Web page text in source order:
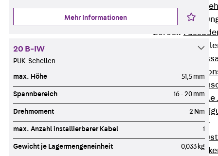
Zurück
Winkelkonsole
Brüstungsanker
Zurück
Mehr Informationen
20 B-IW
PUK-Schellen
max. Höhe 51,5 mm
Spannbereich 16 - 20 mm
Drehmoment 2 Nm
max. Anzahl installierbarer Kabel 1
Gewicht je Lagermengeneinheit 0,033 kg